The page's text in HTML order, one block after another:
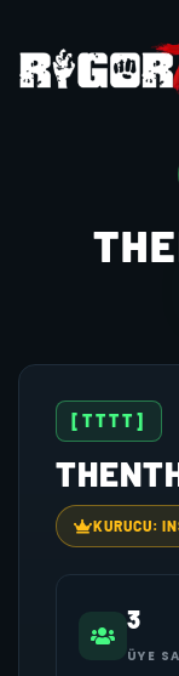
[TTTT]
KURUCU:
3
ÜYE